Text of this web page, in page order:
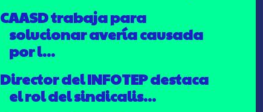
CAASD trabaja para
solucionar avería causada
por l...
Director del INFOTEP destaca
el rol del sindicalis...